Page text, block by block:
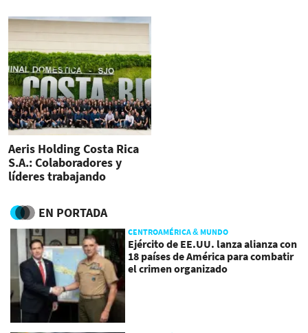
Aeris Holding Costa Rica
S.A.: Colaboradores y
líderes trabajando
EN PORTADA
CENTROAMÉRICA & MUNDO
Ejército de EE.UU. lanza alianza con
18 países de América para combatir
el crimen organizado